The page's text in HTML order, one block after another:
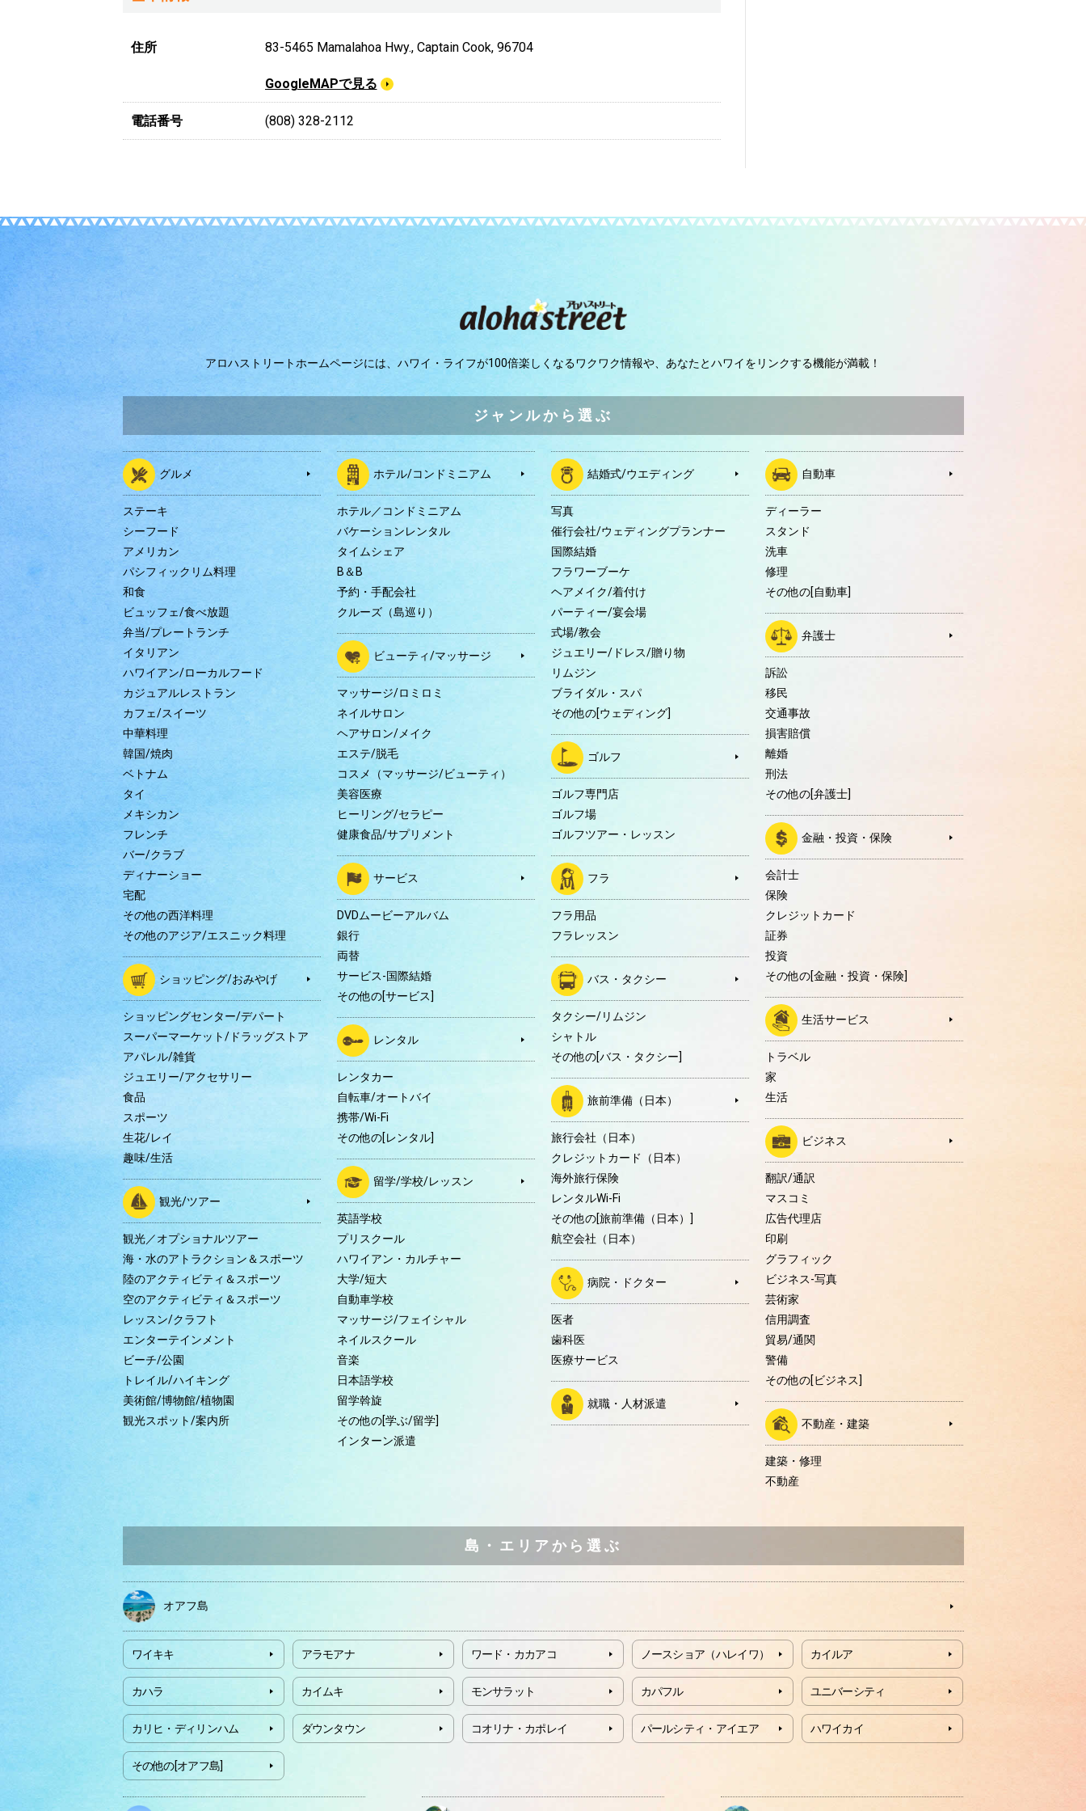
住所 83-5465 Mamalahoa Hwy., Captain Cook, 96704
GoogleMAPで見る
電話番号 (808) 328-2112
アロハストリートホームページには、 ハワイ・ライフが100倍楽しくなるワクワク情報や、 あなたとハワイをリンクする機能が満載！
ジャンルから選ぶ
グルメ
ステーキ
シーフード
アメリカン
パシフィックリム料理
和食
ビュッフェ/食べ放題
弁当/プレートランチ
イタリアン
ハワイアン/ローカルフード
カジュアルレストラン
カフェ/スイーツ
中華料理
韓国/焼肉
ベトナム
タイ
メキシカン
フレンチ
バー/クラブ
ディナーショー
宅配
その他の西洋料理
その他のアジア/エスニック料理
ショッピング/おみやげ
ショッピングセンター/デパート
スーパーマーケット/ドラッグストア
アパレル/雑貨
ジュエリー/アクセサリー
食品
スポーツ
生花/レイ
趣味/生活
観光/ツアー
観光／オプショナルツアー
海・水のアトラクション＆スポーツ
陸のアクティビティ＆スポーツ
空のアクティビティ＆スポーツ
レッスン/クラフト
エンターテインメント
ビーチ/公園
トレイル/ハイキング
美術館/博物館/植物園
観光スポット/案内所
ホテル/コンドミニアム
ホテル／コンドミニアム
バケーションレンタル
タイムシェア
B＆B
予約・手配会社
クルーズ（島巡り）
ビューティ/マッサージ
マッサージ/ロミロミ
ネイルサロン
ヘアサロン/メイク
エステ/脱毛
コスメ（マッサージ/ビューティ）
美容医療
ヒーリング/セラピー
健康食品/サプリメント
サービス
DVDムービーアルバム
銀行
両替
サービス-国際結婚
その他の[サービス]
レンタル
レンタカー
自転車/オートバイ
携帯/Wi-Fi
その他の[レンタル]
留学/学校/レッスン
英語学校
プリスクール
ハワイアン・カルチャー
大学/短大
自動車学校
マッサージ/フェイシャル
ネイルスクール
音楽
日本語学校
留学斡旋
その他の[学ぶ/留学]
インターン派遣
結婚式/ウエディング
写真
催行会社/ウェディングプランナー
国際結婚
フラワーブーケ
ヘアメイク/着付け
パーティー/宴会場
式場/教会
ジュエリー/ドレス/贈り物
リムジン
ブライダル・スパ
その他の[ウェディング]
ゴルフ
ゴルフ専門店
ゴルフ場
ゴルフツアー・レッスン
フラ
フラ用品
フラレッスン
バス・タクシー
タクシー/リムジン
シャトル
その他の[バス・タクシー]
旅前準備（日本）
旅行会社（日本）
クレジットカード（日本）
海外旅行保険
レンタルWi-Fi
その他の[旅前準備（日本）]
航空会社（日本）
病院・ドクター
医者
歯科医
医療サービス
就職・人材派遣
自動車
ディーラー
スタンド
洗車
修理
その他の[自動車]
弁護士
訴訟
移民
交通事故
損害賠償
離婚
刑法
その他の[弁護士]
金融・投資・保険
会計士
保険
クレジットカード
証券
投資
その他の[金融・投資・保険]
生活サービス
トラベル
家
生活
ビジネス
翻訳/通訳
マスコミ
広告代理店
印刷
グラフィック
ビジネス-写真
芸術家
信用調査
貿易/通関
警備
その他の[ビジネス]
不動産・建築
建築・修理
不動産
島・エリアから選ぶ
オアフ島
ワイキキ アラモアナ ワード・カカアコ ノースショア（ハレイワ） カイルア
カハラ カイムキ モンサラット カパフル ユニバーシティ
カリヒ・ディリンハム ダウンタウン コオリナ・カポレイ パールシティ・アイエア ハワイカイ
その他の[オアフ島]